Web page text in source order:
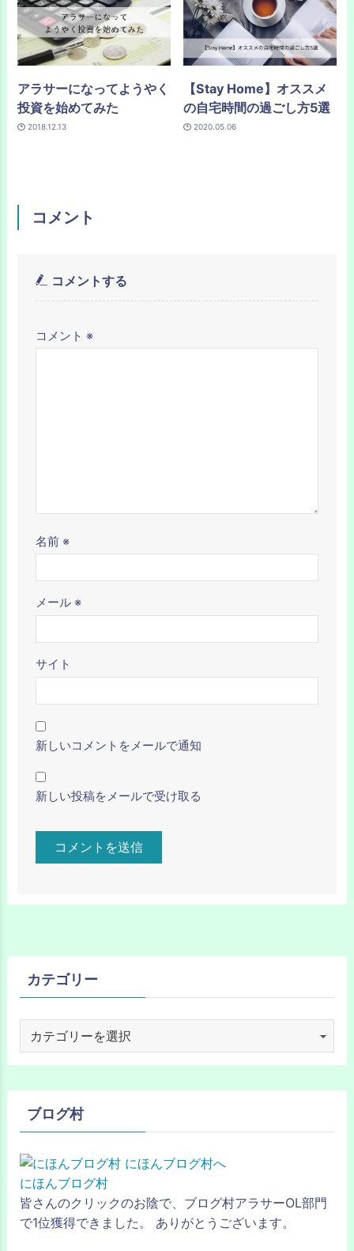
アラサーになってようやく
投資を始めてみた
2018.12.13
【Stay Home】オススメ
の自宅時間の過ごし方5選
2020.05.06
コメント
コメントする
コメント ※
名前 ※
メール ※
サイト
新しいコメントをメールで通知
新しい投稿をメールで受け取る
カテゴリー
ブログ村
にほんブログ村
皆さんのクリックのお陰で、ブログ村アラサーOL部門
で1位獲得できました。 ありがとうございます。